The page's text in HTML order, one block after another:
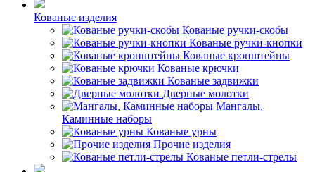
Кованые изделия
Кованые ручки-скобы
Кованые ручки-кнопки
Кованые кронштейны
Кованые крючки
Кованые задвижки
Дверные молотки
Мангалы,
Каминные наборы
Кованые урны
Прочие изделия
Кованые петли-стрелы